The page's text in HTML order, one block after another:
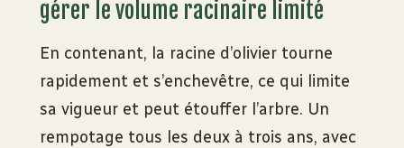
gérer le volume racinaire limité
En contenant, la racine d’olivier tourne
rapidement et s’enchevêtre, ce qui limite
sa vigueur et peut étouffer l’arbre. Un
rempotage tous les deux à trois ans, avec